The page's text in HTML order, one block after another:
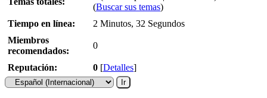
(Buscar sus temas)
Tiempo en línea:
2 Minutos, 32 Segundos
Miembros
recomendados:
0
Reputación: 0 [Detalles]